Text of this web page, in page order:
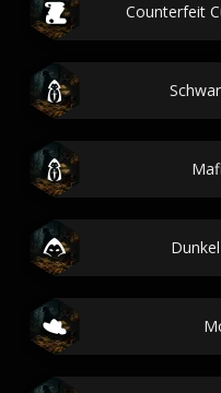
Counterfeit